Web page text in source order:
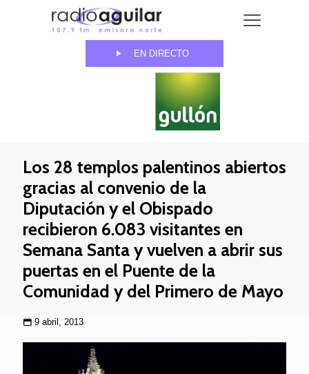
EN DIRECTO
Los 28 templos palentinos abiertos
gracias al convenio de la
Diputación y el Obispado
recibieron 6.083 visitantes en
Semana Santa y vuelven a abrir sus
puertas en el Puente de la
Comunidad y del Primero de Mayo
9 abril, 2013